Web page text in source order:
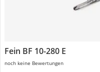
Fein BF 10-280 E
noch keine Bewertungen